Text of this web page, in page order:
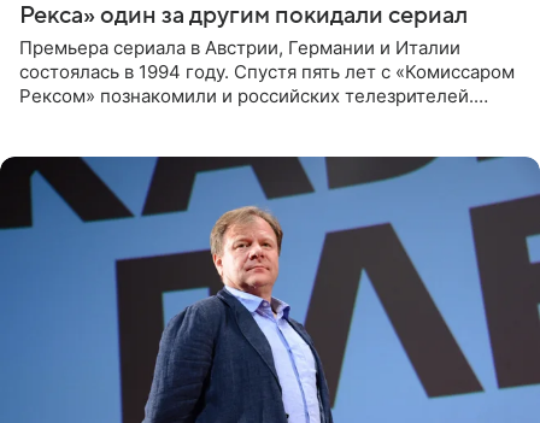
Рекса» один за другим покидали сериал
Премьера сериала в Австрии, Германии и Италии
состоялась в 1994 году. Спустя пять лет с «Комиссаром
Рексом» познакомили и российских телезрителей.